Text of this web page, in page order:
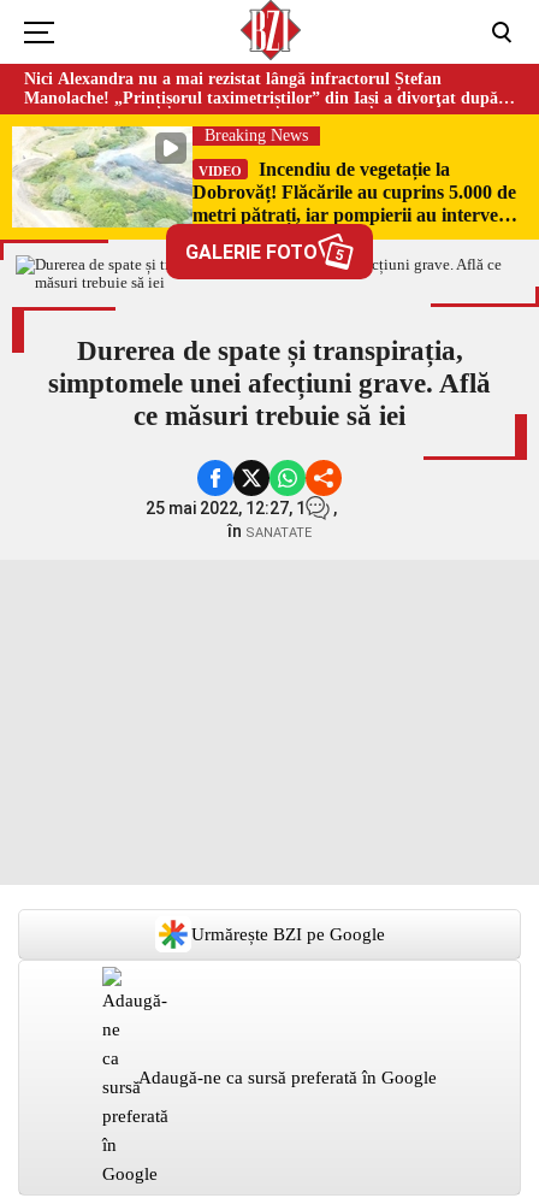
Nici Alexandra nu a mai rezistat lângă infractorul Ștefan
Manolache! „Prințișorul taximetriștilor” din Iași a divorţat după
doi ani de căsnicie
Breaking News
VIDEO
Incendiu de vegetație la
Dobrovăț! Flăcările au cuprins 5.000 de
metri pătrați, iar pompierii au intervenit
GALERIE FOTO 5
Durerea de spate și transpirația,
simptomele unei afecțiuni grave. Află
ce măsuri trebuie să iei
25 mai 2022, 12:27, 1
,
în SANATATE
Urmărește BZI pe Google
Adaugă-ne ca sursă preferată în Google